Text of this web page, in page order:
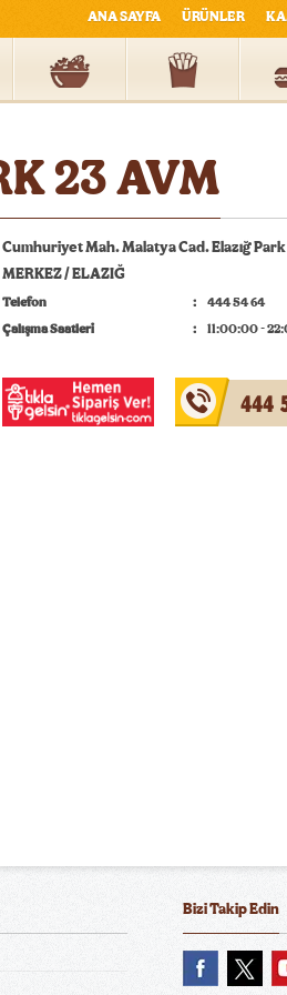
ANA SAYFA ÜRÜNLER
23 AVM
Cumhuriyet Mah. Malatya Cad. Elazığ
MERKEZ / ELAZIĞ
Telefon
444 54 64
Çalışma Saatleri
11:00:00 -
444 54 64
Bizi Takip Edin